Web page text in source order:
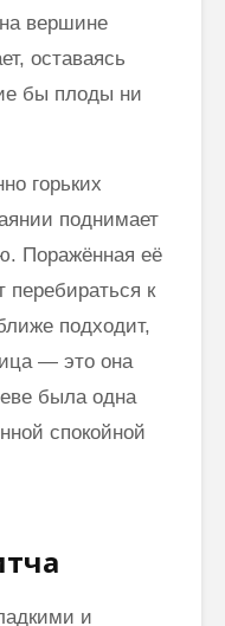
вершине
оставаясь
бы плоды ни
горьких
поднимает
Поражённая её
перебираться к
подходит,
— это она
была одна
спокойной
и